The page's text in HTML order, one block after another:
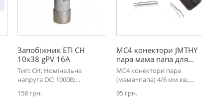
Запобіжник ETI CH
10x38 gPV 16A
Тип: CH; Номінальна
напруга DC: 1000В;…
158 грн.
MC4 конектори JMTHY
пара мама папа для…
MC4 конектори пара
(мама+папа) 4/6 мм.кв.,…
95 грн.